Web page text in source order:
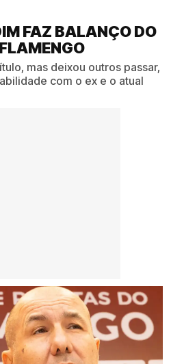
FAZ BALANÇO DO
mas deixou outros passar,
com o ex e o atual